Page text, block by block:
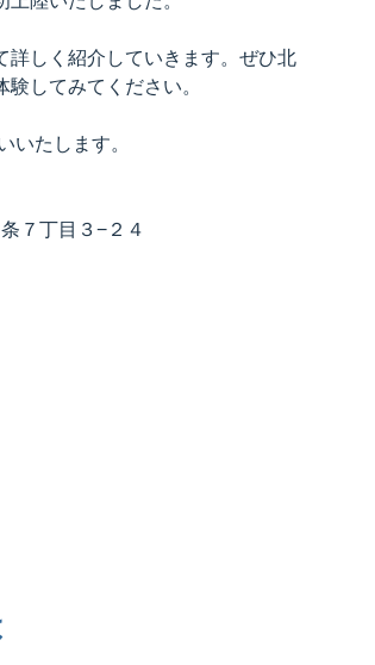
詳しく紹介していきます。ぜひ北
してみてください。
いたします。
７丁目３−２４